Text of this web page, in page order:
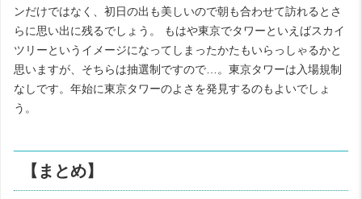
ンだけではなく、初日の出も美しいので朝も合わせて訪れるとさ
らに思い出に残るでしょう。 もはや東京でタワーといえばスカイ
ツリーというイメージになってしまったかたもいらっしゃるかと
思いますが、そちらは抽選制ですので…。東京タワーは入場規制
なしです。年始に東京タワーのよさを発見するのもよいでしょ
う。
【まとめ】